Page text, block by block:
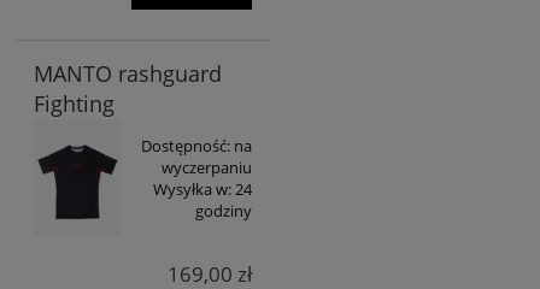
MANTO rashguard
Fighting
Dostępność: na
wyczerpaniu
Wysyłka w:24
godziny
169,00 zł